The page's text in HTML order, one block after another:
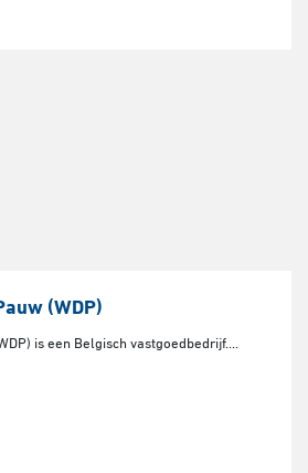
(WDP)
is een Belgisch vastgoedbedrijf....